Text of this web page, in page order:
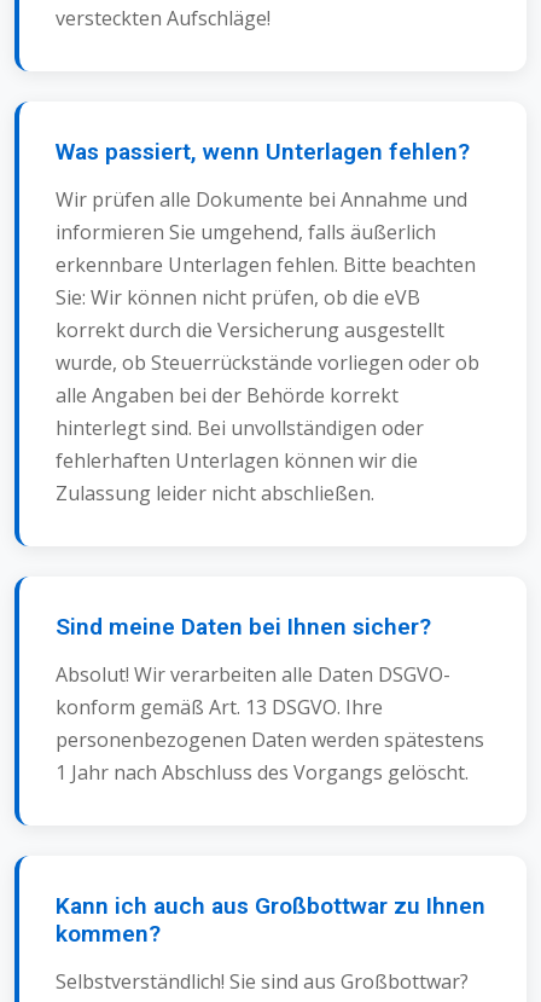
versteckten Aufschläge!
Was passiert, wenn Unterlagen fehlen?
Wir prüfen alle Dokumente bei Annahme und
informieren Sie umgehend, falls äußerlich
erkennbare Unterlagen fehlen. Bitte beachten
Sie: Wir können nicht prüfen, ob die eVB
korrekt durch die Versicherung ausgestellt
wurde, ob Steuerrückstände vorliegen oder ob
alle Angaben bei der Behörde korrekt
hinterlegt sind. Bei unvollständigen oder
fehlerhaften Unterlagen können wir die
Zulassung leider nicht abschließen.
Sind meine Daten bei Ihnen sicher?
Absolut! Wir verarbeiten alle Daten DSGVO-
konform gemäß Art. 13 DSGVO. Ihre
personenbezogenen Daten werden spätestens
1 Jahr nach Abschluss des Vorgangs gelöscht.
Kann ich auch aus Großbottwar zu Ihnen
kommen?
Selbstverständlich! Sie sind aus Großbottwar?